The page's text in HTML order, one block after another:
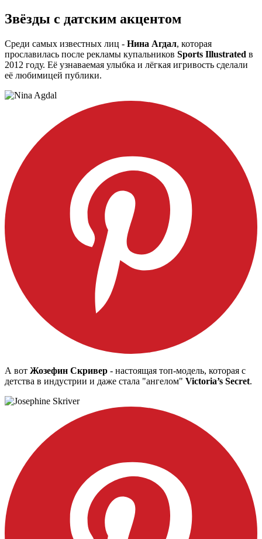
Звёзды с датским акцентом
Среди самых известных лиц - Нина Агдал, которая
прославилась после рекламы купальников Sports Illustrated в
2012 году. Её узнаваемая улыбка и лёгкая игривость сделали
её любимицей публики.
А вот Жозефин Скривер - настоящая топ-модель, которая с
детства в индустрии и даже стала "ангелом" Victoria’s Secret.